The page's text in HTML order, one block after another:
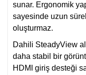
sunar. Ergonomik
sayesinde uzun
oluşturmaz.
Dahili SteadyView
daha stabil bir
HDMI giriş desteği